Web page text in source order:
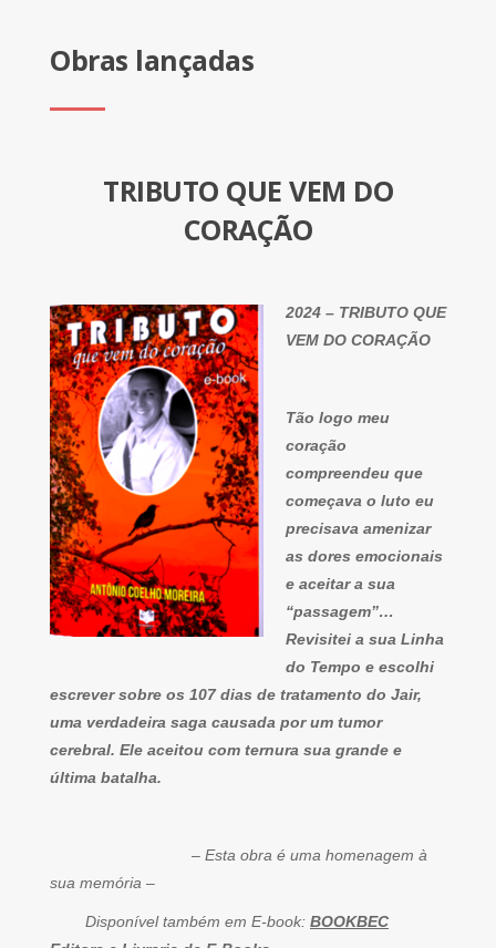
Obras lançadas
TRIBUTO QUE VEM DO
CORAÇÃO
2024 – TRIBUTO QUE
VEM DO CORAÇÃO
Tão logo meu
coração
compreendeu que
começava o luto eu
precisava amenizar
as dores emocionais
e aceitar a sua
“passagem”…
Revisitei a sua Linha
do Tempo e escolhi
escrever sobre os 107 dias de tratamento do Jair,
uma verdadeira saga causada por um tumor
cerebral. Ele aceitou com ternura sua grande e
última batalha.
– Esta obra é uma homenagem à
sua memória –
Disponível também em E-book: BOOKBEC